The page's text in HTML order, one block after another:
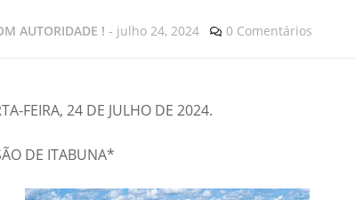
AUTORIDADE ! - julho 24, 2024 0 Comentários
FEIRA, 24 DE JULHO DE 2024.
DE ITABUNA*